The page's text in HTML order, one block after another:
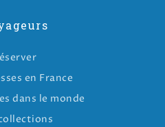
en France
dans le monde